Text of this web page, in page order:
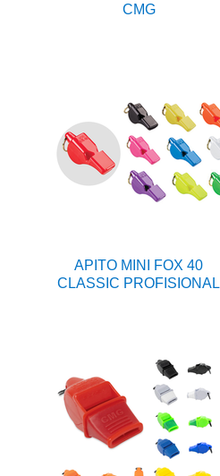
CMG
APITO MINI FOX 40
CLASSIC PROFISIONAL